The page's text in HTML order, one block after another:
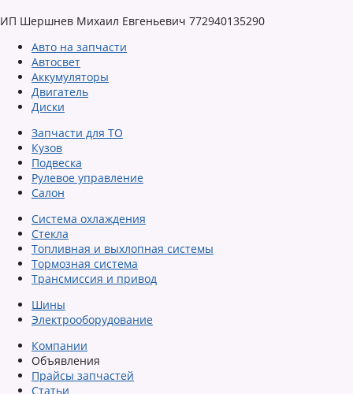
ИП Шершнев Михаил Евгеньевич 772940135290
Авто на запчасти
Автосвет
Аккумуляторы
Двигатель
Диски
Запчасти для ТО
Кузов
Подвеска
Рулевое управление
Салон
Система охлаждения
Стекла
Топливная и выхлопная системы
Тормозная система
Трансмиссия и привод
Шины
Электрооборудование
Компании
Объявления
Прайсы запчастей
Статьи